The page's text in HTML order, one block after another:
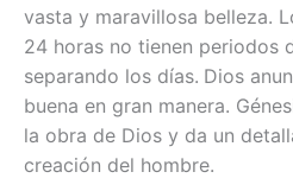
vasta y maravillosa belleza.
24 horas no tienen periodos
separando los días. Dios
buena en gran manera.
la obra de Dios y da un
creación del hombre.